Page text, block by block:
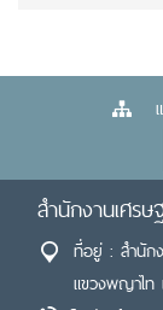
สำนักงานเศร
ที่อยู่ : สำนัก
แขวงพญาไท